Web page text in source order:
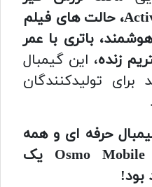
ارتقایافته، ActiveTrack Pro، حالت های فیلم
باتری با عمر
زنده، این گیمبال
برای تولیدکنندگان
حرفه ای و همه
کاره هستید، Osmo Mobile 7 Pro یک
بود!